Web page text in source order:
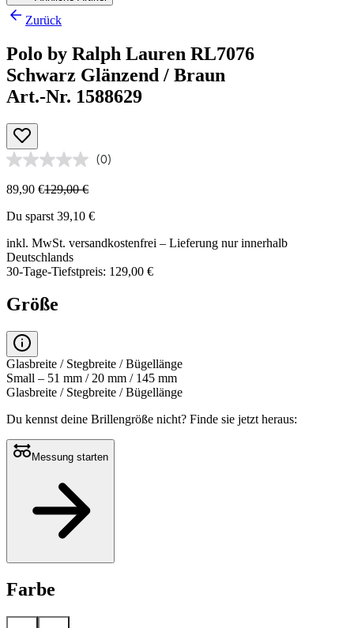
Zurück
Polo by Ralph Lauren RL7076
Schwarz Glänzend / Braun
Art.-Nr. 1588629
(0)
89,90 €129,00 €
Du sparst 39,10 €
inkl. MwSt. versandkostenfrei – Lieferung nur innerhalb
Deutschlands
30-Tage-Tiefstpreis: 129,00 €
Größe
Glasbreite / Stegbreite / Bügellänge
Small – 51 mm / 20 mm / 145 mm
Glasbreite / Stegbreite / Bügellänge
Du kennst deine Brillengröße nicht? Finde sie jetzt heraus:
Messung starten
Farbe